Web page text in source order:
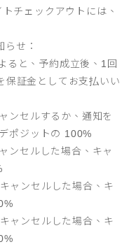
チェックアウトには、
せ：
ると、予約成立後、1回
保証金としてお支払いい
ンセルするか、通知を
ポジットの 100%
ンセルした場合、キャ
ャンセルした場合、キ
ャンセルした場合、キ